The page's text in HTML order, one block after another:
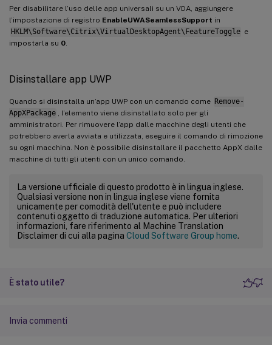
Per disabilitare l’uso delle app universali su un VDA, aggiungere
l’impostazione di registro EnableUWASeamlessSupport in
HKLM\Software\Citrix\VirtualDesktopAgent\FeatureToggle e
impostarla su 0.
Disinstallare app UWP
Quando si disinstalla un’app UWP con un comando come Remove-
AppXPackage , l’elemento viene disinstallato solo per gli
amministratori. Per rimuovere l’app dalle macchine degli utenti che
potrebbero averla avviata e utilizzata, eseguire il comando di rimozione
su ogni macchina. Non è possibile disinstallare il pacchetto AppX dalle
macchine di tutti gli utenti con un unico comando.
La versione ufficiale di questo prodotto è in lingua inglese.
Qualsiasi versione non in lingua inglese viene fornita
unicamente per comodità dell'utente e può includere
contenuti oggetto di traduzione automatica. Per ulteriori
informazioni, fare riferimento al Machine Translation
Disclaimer di cui alla pagina Cloud Software Group home.
È stato utile?
Invia commenti